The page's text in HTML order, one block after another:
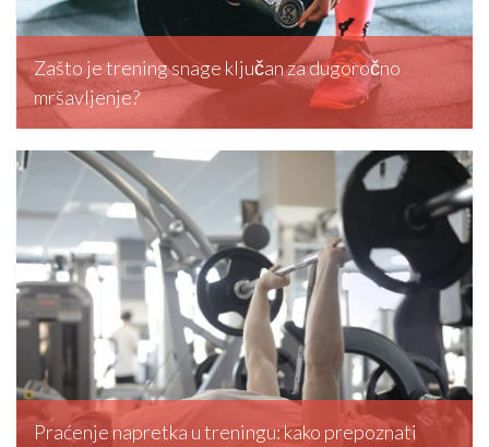
Zašto je trening snage ključan za dugoročno
mršavljenje?
editormd, March 20, 2026
Praćenje napretka u treningu: kako prepoznati